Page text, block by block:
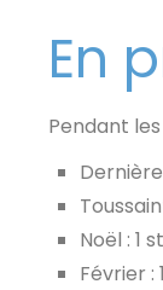
En
Pendant
Noël : 1
Février :